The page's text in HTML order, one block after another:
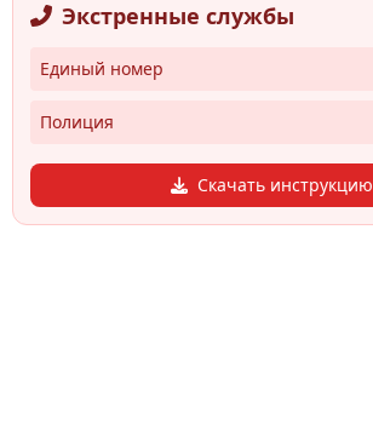
Экстренные службы
Единый номер
Полиция
Скачать инструкцию